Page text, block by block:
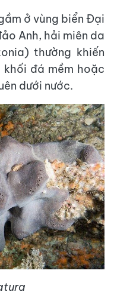
ở vùng biển Đại
Anh, hải miên da
thường khiến
đá mềm hoặc
dưới nước.